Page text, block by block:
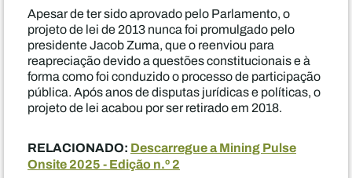
Apesar de ter sido aprovado pelo Parlamento, o
projeto de lei de 2013 nunca foi promulgado pelo
presidente Jacob Zuma, que o reenviou para
reapreciação devido a questões constitucionais e à
forma como foi conduzido o processo de participação
pública. Após anos de disputas jurídicas e políticas, o
projeto de lei acabou por ser retirado em 2018.
RELACIONADO: Descarregue a Mining Pulse
Onsite 2025 - Edição n.º 2